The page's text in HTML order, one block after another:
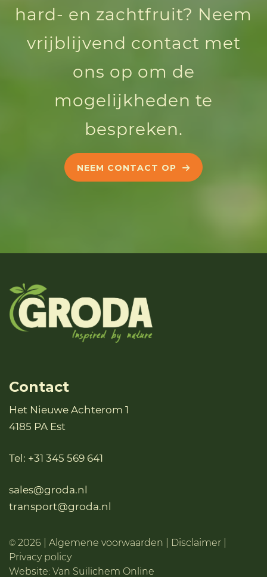
hard- en zachtfruit? Neem
vrijblijvend contact met
ons op om de
mogelijkheden te
bespreken.
NEEM CONTACT OP
Contact
Het Nieuwe Achterom 1
4185 PA Est
Tel: +31 345 569 641
sales@groda.nl
transport@groda.nl
© 2026 | Algemene voorwaarden Disclaimer
Privacy policy
Website: Van Suilichem Online